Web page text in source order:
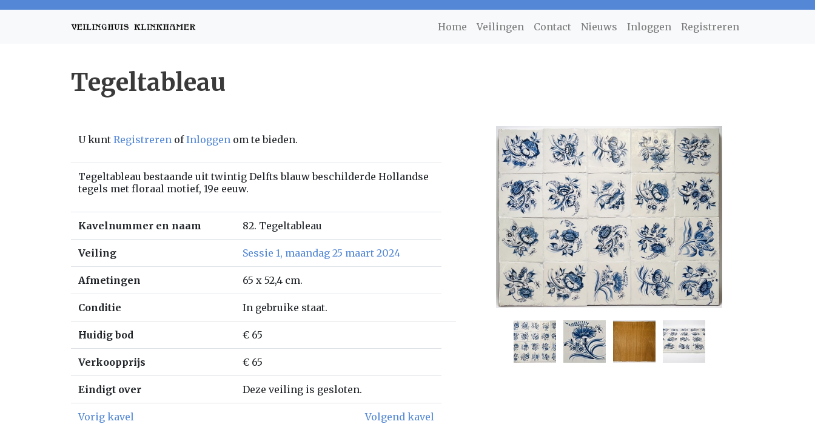
Home Veilingen Contact Nieuws Inloggen Registreren
Tegeltableau
U kunt Registreren ofInloggen om te bieden.
Tegeltableau bestaande uit twintig Delfts blauw beschilderde Hollandse
tegels met floraal motief, 19e eeuw.
Kavelnummer en naam 82. Tegeltableau
Veiling Sessie 1, maandag 25 maart 2024
Afmetingen 65 x 52,4 cm.
Conditie In gebruike staat.
Huidig bod € 65
Verkoopprijs € 65
Eindigt over Deze veiling is gesloten.
Vorig kavel Volgend kavel